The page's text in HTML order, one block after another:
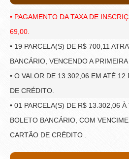
• PAGAMENTO DA TAXA DE
69,00.
• 19 PARCELA(S) DE R$ 700,11
BANCÁRIO, VENCENDO A
• O VALOR DE 13.302,06 EM ATÉ 12
DE CRÉDITO.
• 01 PARCELA(S) DE R$ 13.302,06 À
BOLETO BANCÁRIO, COM
CARTÃO DE CRÉDITO .